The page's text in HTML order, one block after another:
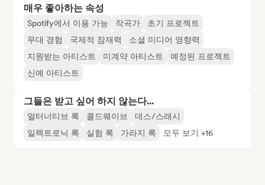
매우 좋아하는 속성
Spotify에서 이용 가능 작곡가
초기 프로젝트
무대 경험
국제적 잠재력
소셜 미디어 영향력
지원받는 아티스트
미계약 아티스트
예정된 프로젝트
신예 아티스트
그들은 받고 싶어 하지 않는다...
얼터너티브 록 콜드웨이브
데스/스래시
일렉트로닉 록
실험 록 가라지 록 모두 보기 +16